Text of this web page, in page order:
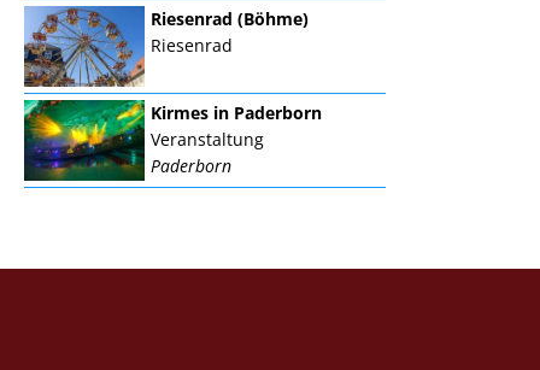
Riesenrad (Böhme)
Riesenrad
Kirmes in Paderborn
Veranstaltung
Paderborn